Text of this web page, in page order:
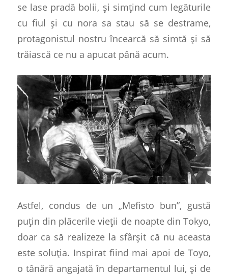
se lase pradă bolii, și simțind cum legăturile
cu fiul și cu nora sa stau să se destrame,
protagonistul nostru încearcă să simtă și să
trăiască ce nu a apucat până acum.
Astfel, condus de un „Mefisto bun”, gustă
puțin din plăcerile vieții de noapte din Tokyo,
doar ca să realizeze la sfârșit că nu aceasta
este soluția. Inspirat fiind mai apoi de Toyo,
o tânără angajată în departamentul lui, și de